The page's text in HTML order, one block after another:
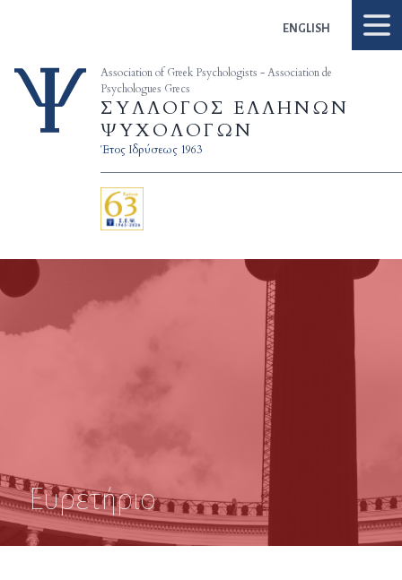
ENGLISH
Association of Greek Psychologists - Association de
Psychologues Grecs
ΣΥΛΛΟΓΟΣ ΕΛΛΗΝΩΝ
ΨΥΧΟΛΟΓΩΝ
Έτος Ιδρύσεως 1963
Ευρετήριο